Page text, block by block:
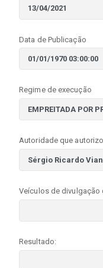
Data de Publicação
Regime de execução
Autoridade que
Veículos de
Resultado: